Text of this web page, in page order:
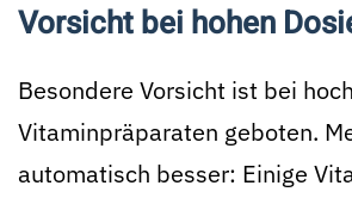
Vorsicht bei hohen
Besondere Vorsicht ist bei
Vitaminpräparaten geboten.
automatisch besser: Einige